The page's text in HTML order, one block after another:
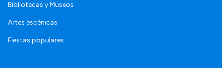
Bibliotecas y Museos
Artes escénicas
Fiestas populares